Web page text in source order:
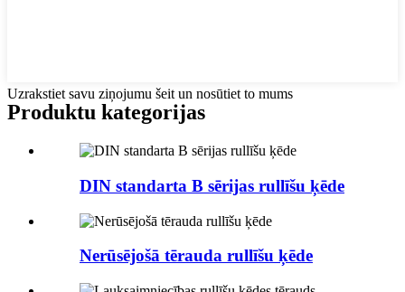
Uzrakstiet savu ziņojumu šeit un nosūtiet to mums
Produktu kategorijas
DIN standarta B sērijas rullīšu ķēde
Nerūsējošā tērauda rullīšu ķēde